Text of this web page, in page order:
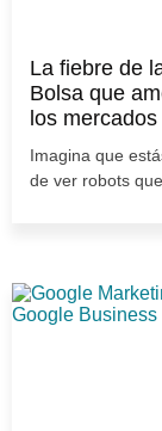
La fiebre de
Bolsa que
los
Imagina que
de ver robots